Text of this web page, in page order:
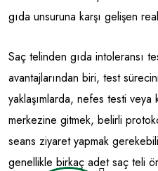
gıda unsuruna karşı gelişen
Saç telinden gıda intoleransı
avantajlarından biri, test
yaklaşımlarda, nefes testi veya
merkezine gitmek, belirli
seans ziyaret yapmak
genellikle birkaç adet saç teli